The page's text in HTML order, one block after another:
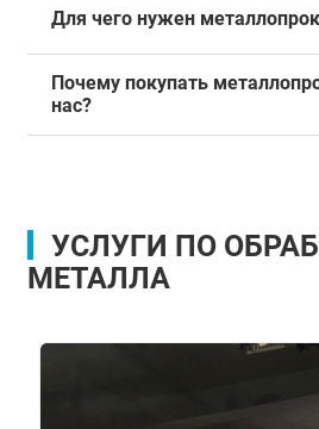
Для чего нужен
Почему покупать
нас?
УСЛУГИ ПО
МЕТАЛЛА